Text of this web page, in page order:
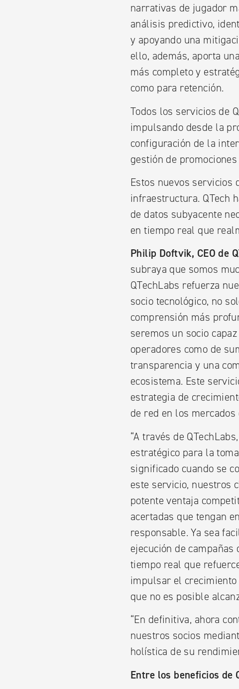
narrativas de jugador
análisis predictivo,
y apoyando una
ello, además, aporta
más completo y
como para retención.
Todos los servicios de
impulsando desde la
configuración de la
gestión de
Estos nuevos servicios
infraestructura. QTech
de datos subyacente
en tiempo real que
Philip Doftvik, CEO de
subraya que somos
QTechLabs refuerza
socio tecnológico, no
comprensión más
seremos un socio
operadores como de
transparencia y una
ecosistema. Este
estrategia de
de red en los mercados
“A través de
estratégico para la
significado cuando se
este servicio, nuestros
potente ventaja
acertadas que tengan
responsable. Ya sea
ejecución de
tiempo real que
impulsar el
que no es posible
“En definitiva, ahora
nuestros socios
holística de su
Entre los beneficios de